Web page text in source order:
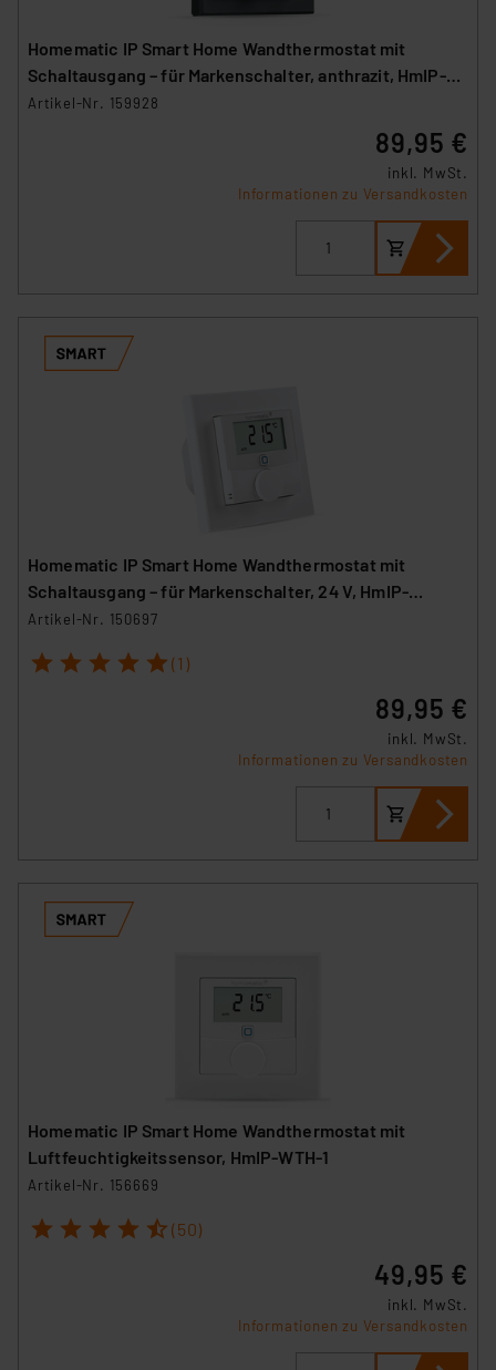
Homematic IP Smart Home Wandthermostat mit
Schaltausgang – für Markenschalter, anthrazit, HmIP-
BWTH-A
Artikel-Nr. 159928
89,95 €
inkl. MwSt.
Informationen zu Versandkosten
Homematic IP Smart Home Wandthermostat mit
Schaltausgang – für Markenschalter, 24 V, HmIP-
BWTH24
Artikel-Nr. 150697
1 2 3 4 5 (1)
89,95 €
inkl. MwSt.
Informationen zu Versandkosten
Homematic IP Smart Home Wandthermostat mit
Luftfeuchtigkeitssensor, HmIP-WTH-1
Artikel-Nr. 156669
1 2 3 4 5 (50)
49,95 €
inkl. MwSt.
Informationen zu Versandkosten